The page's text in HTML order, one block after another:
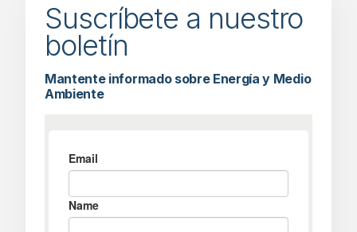
Suscríbete a nuestro
boletín
Mantente informado sobre Energía y Medio
Ambiente